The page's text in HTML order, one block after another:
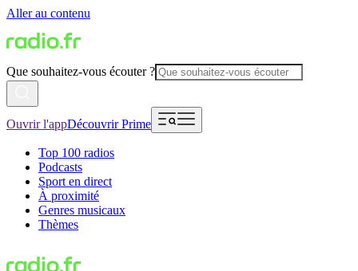
Aller au contenu
Que souhaitez-vous écouter ?
Ouvrir l'appDécouvrir Prime
Top 100 radios
Podcasts
Sport en direct
À proximité
Genres musicaux
Thèmes